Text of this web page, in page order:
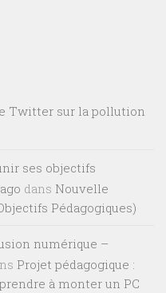
Twitter sur la pollution
ses objectifs
dans Nouvelle
Pédagogiques)
numérique –
Projet pédagogique :
à monter un PC